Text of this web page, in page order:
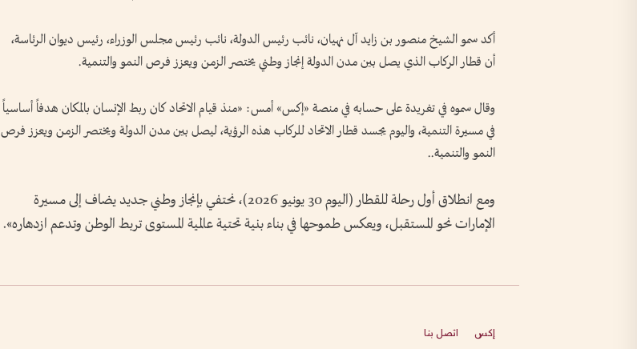
أكد سمو الشيخ منصور بن زايد آل نهيان، نائب رئيس الدولة، نائب رئيس مجلس الوزراء، رئيس ديوان الرئاسة،
أن قطار الركاب الذي يصل بين مدن الدولة إنجاز وطني يختصر الزمن ويعزز فرص النمو والتنمية.
وقال سموه في تغريدة على حسابه في منصة «إكس» أمس: «منذ قيام الاتحاد كان ربط الإنسان بالمكان هدفاً أساسياً
في مسيرة التنمية، واليوم يجسد قطار الاتحاد للركاب هذه الرؤية، ليصل بين مدن الدولة ويختصر الزمن ويعزز فرص
النمو والتنمية..
ومع انطلاق أول رحلة للقطار (اليوم 30 يونيو 2026)، نحتفي بإنجاز وطني جديد يضاف إلى مسيرة
الإمارات نحو المستقبل، ويعكس طموحها في بناء بنية تحتية عالمية المستوى تربط الوطن وتدعم ازدهاره».
إكس
اتصل بنا